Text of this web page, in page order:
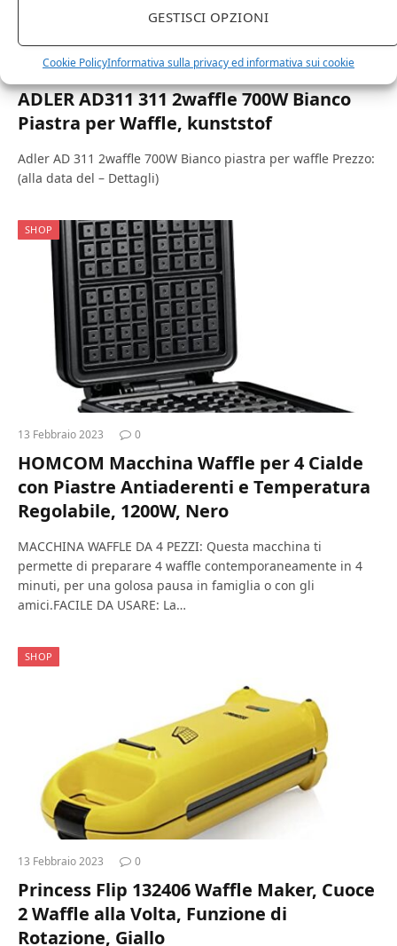
GESTISCI OPZIONI
Cookie PolicyInformativa sulla privacy ed informativa sui cookie
13 Febbraio 2023 0
ADLER AD311 311 2waffle 700W Bianco
Piastra per Waffle, kunststof
Adler AD 311 2waffle 700W Bianco piastra per waffle Prezzo:
(alla data del – Dettagli)
SHOP
13 Febbraio 2023 0
HOMCOM Macchina Waffle per 4 Cialde
con Piastre Antiaderenti e Temperatura
Regolabile, 1200W, Nero
MACCHINA WAFFLE DA 4 PEZZI: Questa macchina ti
permette di preparare 4 waffle contemporaneamente in 4
minuti, per una golosa pausa in famiglia o con gli
amici.FACILE DA USARE: La…
SHOP
13 Febbraio 2023 0
Princess Flip 132406 Waffle Maker, Cuoce
2 Waffle alla Volta, Funzione di
Rotazione, Giallo